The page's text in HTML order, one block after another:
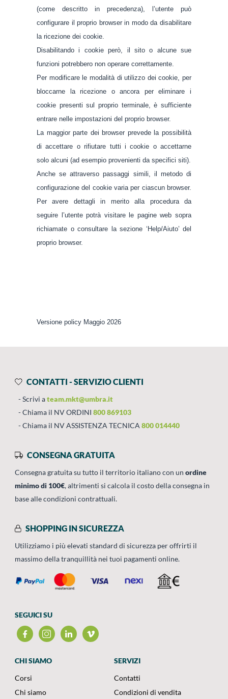
(come descritto in precedenza), l’utente può
configurare il proprio browser in modo da disabilitare
la ricezione dei cookie.
Disabilitando i cookie però, il sito o alcune sue
funzioni potrebbero non operare correttamente.
Per modificare le modalità di utilizzo dei cookie, per
bloccarne la ricezione o ancora per eliminare i
cookie presenti sul proprio terminale, è sufficiente
entrare nelle impostazioni del proprio browser.
La maggior parte dei browser prevede la possibilità
di accettare o rifiutare tutti i cookie o accettarne
solo alcuni (ad esempio provenienti da specifici siti).
Anche se attraverso passaggi simili, il metodo di
configurazione del cookie varia per ciascun browser.
Per avere dettagli in merito alla procedura da
seguire l’utente potrà visitare le pagine web sopra
richiamate o consultare la sezione ‘Help/Aiuto’ del
proprio browser.
Versione policy Maggio 2026
CONTATTI - SERVIZIO CLIENTI
Scrivi ateam.mkt@umbra.it
Chiama il NV ORDINI 800 869103
Chiama il NV ASSISTENZA TECNICA 800 014440
CONSEGNA GRATUITA
Consegna gratuita su tutto il territorio italiano con un ordine
minimo di 100€, altrimenti si calcola il costo della consegna in
base alle condizioni contrattuali.
SHOPPING IN SICUREZZA
Utilizziamo i più elevati standard di sicurezza per offrirti il
massimo della tranquillità nei tuoi pagamenti online.
SEGUICI SU
CHI SIAMO
Corsi
Chi siamo
SERVIZI
Contatti
Condizioni di vendita